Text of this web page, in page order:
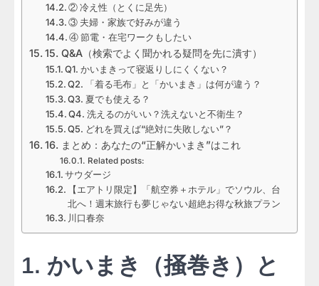
② 冷え性（とくに足先）
③ 夫婦・家族で好みが違う
④ 節電・在宅ワークもしたい
15. Q&A（検索でよく聞かれる疑問を先に潰す）
Q1. かいまきって寝返りしにくくない？
Q2. 「着る毛布」と「かいまき」は何が違う？
Q3. 夏でも使える？
Q4. 洗えるのがいい？洗えないと不衛生？
Q5. どれを買えば“絶対に失敗しない”？
16. まとめ：あなたの“正解かいまき”はこれ
Related posts:
サウダージ
【エアトリ限定】「航空券＋ホテル」でソウル、台
北へ！週末旅行も夢じゃない超絶お得な秋旅プラン
川口春奈
1. かいまき（掻巻き）と